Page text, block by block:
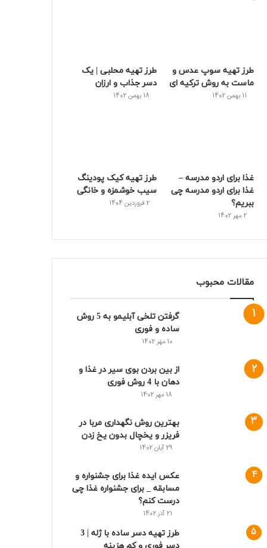
ت
طرز تهیه سوپ عدس و
ماست به روش ترکیه ای
11 بهمن 1402
طرز تهیه محلبی | یک
دسر جذاب و ارزان
18 بهمن 1402
غذا برای اردو مدرسه –
غذا برای اردو مدرسه چی
ببریم؟
2 مهر 1402
طرز تهیه کیک پودینگ
سیب خوشمزه و خانگی
2 فروردین 1404
مقالات محبوب
گرفتن تلخی آبلیمو به 5 روش
ساده و فوری
10 مهر 1402
از بین بردن بوی سیر در غذا و
دهان با 4 روش فوری
18 مهر 1402
بهترین روش نگهداری مربا در
فریزر و یخچال بدون یخ زدن
29 آبان 1402
عکس ایده غذا برای جشنواره و
مسابقه _ برای جشنواره غذا چی
درست کنم؟
21 آذر 1402
طرز تهیه دسر ساده با ژله | 3